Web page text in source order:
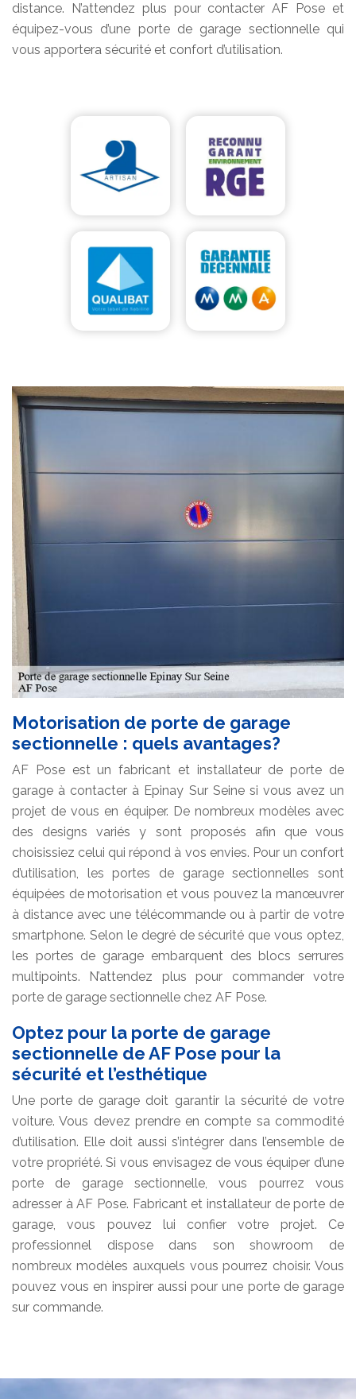
distance. N’attendez plus pour contacter AF Pose et
équipez-vous d’une porte de garage sectionnelle qui
vous apportera sécurité et confort d’utilisation.
Motorisation de porte de garage
sectionnelle : quels avantages?
AF Pose est un fabricant et installateur de porte de
garage à contacter à Epinay Sur Seine si vous avez un
projet de vous en équiper. De nombreux modèles avec
des designs variés y sont proposés afin que vous
choisissiez celui qui répond à vos envies. Pour un confort
d’utilisation, les portes de garage sectionnelles sont
équipées de motorisation et vous pouvez la manœuvrer
à distance avec une télécommande ou à partir de votre
smartphone. Selon le degré de sécurité que vous optez,
les portes de garage embarquent des blocs serrures
multipoints. N’attendez plus pour commander votre
porte de garage sectionnelle chez AF Pose.
Optez pour la porte de garage
sectionnelle de AF Pose pour la
sécurité et l’esthétique
Une porte de garage doit garantir la sécurité de votre
voiture. Vous devez prendre en compte sa commodité
d’utilisation. Elle doit aussi s’intégrer dans l’ensemble de
votre propriété. Si vous envisagez de vous équiper d’une
porte de garage sectionnelle, vous pourrez vous
adresser à AF Pose. Fabricant et installateur de porte de
garage, vous pouvez lui confier votre projet. Ce
professionnel dispose dans son showroom de
nombreux modèles auxquels vous pourrez choisir. Vous
pouvez vous en inspirer aussi pour une porte de garage
sur commande.